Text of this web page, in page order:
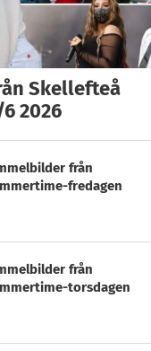
Skellefteå
2026
från
fredagen
från
torsdagen